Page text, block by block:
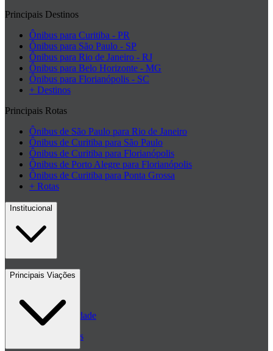
Principais Destinos
Ônibus para Curitiba - PR
Ônibus para São Paulo - SP
Ônibus para Rio de Janeiro - RJ
Ônibus para Belo Horizonte - MG
Ônibus para Florianópolis - SC
+ Destinos
Principais Rotas
Ônibus de São Paulo para Rio de Janeiro
Ônibus de Curitiba para São Paulo
Ônibus de Curitiba para Florianópolis
Ônibus de Porto Alegre para Florianópolis
Ônibus de Curitiba para Ponta Grossa
+ Rotas
Institucional
Contato
Políticas de Privacidade
Passagens de ônibus
Principais Viações